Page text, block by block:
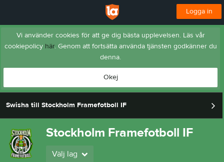
Logga in
Vi använder cookies för att ge dig bästa upplevelsen. Läs vår
cookiepolicy här. Genom att fortsätta använda tjänsten godkänner du
denna.
Okej
Swisha till Stockholm Framefotboll IF
Stockholm Framefotboll IF
Välj lag